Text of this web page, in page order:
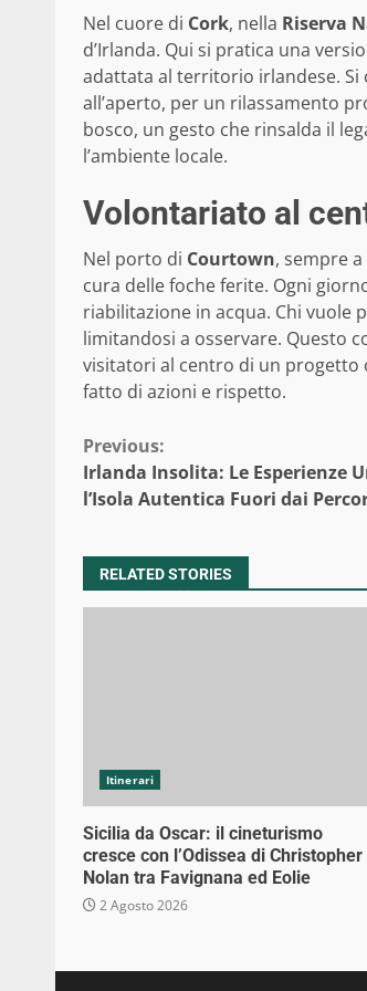
Nel cuore di Cork, nella Riserva
d’Irlanda. Qui si pratica una
adattata al territorio irlandese.
all’aperto, per un rilassamento
bosco, un gesto che rinsalda il
l’ambiente locale.
Volontariato al
Nel porto di Courtown, sempre a
cura delle foche ferite. Ogni
riabilitazione in acqua. Chi
limitandosi a osservare. Questo
visitatori al centro di un progetto
fatto di azioni e rispetto.
Continue
Reading
Previous:
Irlanda Insolita: Le Esperienze
l’Isola Autentica Fuori dai
RELATED STORIES
Itinerari
Sicilia da Oscar: il cineturismo
cresce con l’Odissea di Christopher
Nolan tra Favignana ed Eolie
2 Agosto 2026